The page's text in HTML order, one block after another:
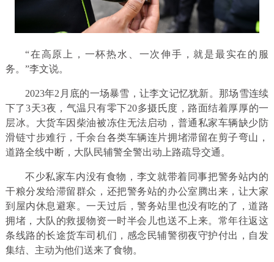
“在高原上，一杯热水、一次伸手，就是最实在的服
务。”李文说。
2023年2月底的一场暴雪，让李文记忆犹新。那场雪连续
下了3天3夜，气温只有零下20多摄氏度，路面结着厚厚的一
层冰。大货车因柴油被冻住无法启动，普通私家车辆缺少防
滑链寸步难行，千余台各类车辆连片拥堵滞留在剪子弯山，
道路全线中断，大队民辅警全警出动上路疏导交通。
不少私家车内没有食物，李文就带着同事把警务站内的
干粮分发给滞留群众，还把警务站的办公室腾出来，让大家
到屋内休息避寒。一天过后，警务站里也没有吃的了，道路
拥堵，大队的救援物资一时半会儿也送不上来。常年往返这
条线路的长途货车司机们，感念民辅警彻夜守护付出，自发
集结、主动为他们送来了食物。